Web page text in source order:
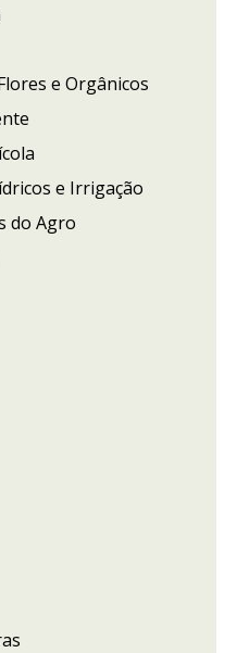
e Orgânicos
e Irrigação
do Agro